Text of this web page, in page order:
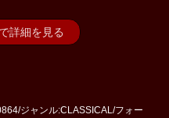
詳細を見る
ジャンル:CLASSICAL/フォー